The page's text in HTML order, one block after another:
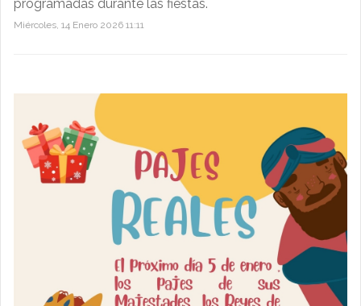
programadas durante las fiestas.
Miércoles, 14 Enero 2026 11:11